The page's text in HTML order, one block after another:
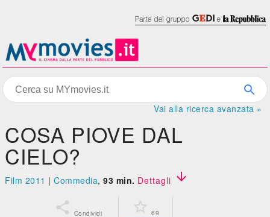
Vai alla ricerca avanzata »
COSA PIOVE DAL
CIELO?
Film 2011 |Commedia,93 min. Dettagli 
 Condividi  69